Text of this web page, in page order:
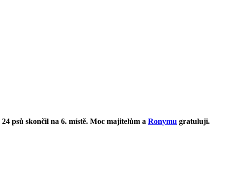
psů skončil na 6. místě. Moc majitelům a Ronymu gratuluji.